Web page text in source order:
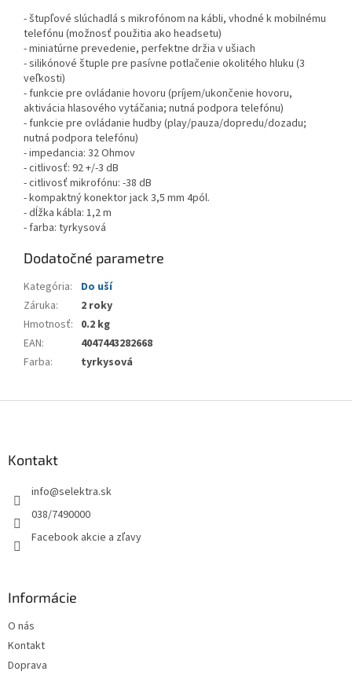
- štupľové slúchadlá s mikrofónom na kábli, vhodné k mobilnému
telefónu (možnosť použitia ako headsetu)
- miniatúrne prevedenie, perfektne držia v ušiach
- silikónové štuple pre pasívne potlačenie okolitého hluku (3
veľkosti)
- funkcie pre ovládanie hovoru (príjem/ukončenie hovoru,
aktivácia hlasového vytáčania; nutná podpora telefónu)
- funkcie pre ovládanie hudby (play/pauza/dopredu/dozadu;
nutná podpora telefónu)
- impedancia: 32 Ohmov
- citlivosť: 92 +/-3 dB
- citlivosť mikrofónu: -38 dB
- kompaktný konektor jack 3,5 mm 4pól.
- dĺžka kábla: 1,2 m
- farba: tyrkysová
Dodatočné parametre
Kategória:
Do uší
Záruka:
2 roky
Hmotnosť: 0.2 kg
EAN:
4047443282668
Farba: tyrkysová
Kontakt
info@selektra.sk
038/7490000
Facebook akcie a zľavy
Informácie
O nás
Kontakt
Doprava